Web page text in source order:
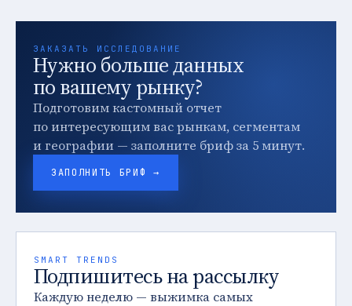
ЗАКАЗАТЬ ИССЛЕДОВАНИЕ
Нужно больше данных
по вашему рынку?
Подготовим кастомный отчет
по интересующим вас рынкам, сегментам
и географии — заполните бриф за 5 минут.
ЗАПОЛНИТЬ БРИФ →
SMART TRENDS
Подпишитесь на рассылку
Каждую неделю — выжимка самых